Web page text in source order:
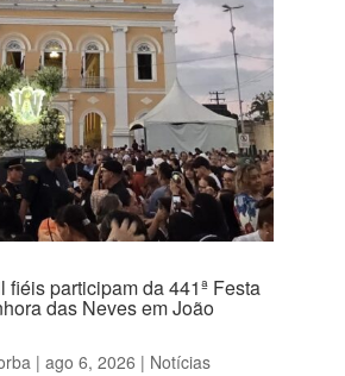
fiéis participam da 441ª Festa
das Neves em João
| ago 6, 2026 | Notícias